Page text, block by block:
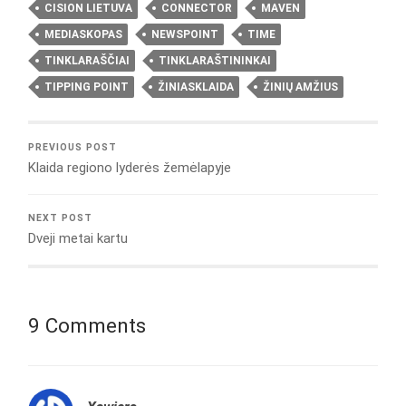
CISION LIETUVA CONNECTOR MAVEN
MEDIASKOPAS NEWSPOINT TIME
TINKLARAŠČIAI TINKLARAŠTININKAI
TIPPING POINT ŽINIASKLAIDA ŽINIŲ AMŽIUS
PREVIOUS POST
Klaida regiono lyderės žemėlapyje
NEXT POST
Dveji metai kartu
9 Comments